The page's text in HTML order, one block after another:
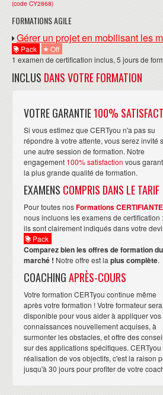
(code CY2868)
FORMATIONS AGILE
Gérer un projet en mobilisant les
Pack
Off
1 examen de certification inclus, 5 jours de
INCLUS DANS VOTRE FORMATION
VOTRE GARANTIE100%
Si vous estimez que CERTyou n'a pas su
répondre à votre attente, vous serez invité
une autre session de formation. Notre
engagement 100% satisfaction vous
la plus grande qualité de formation.
EXAMENS COMPRIS DANS LE TARIF
Pour toutes nosFormations
nous incluons les examens de certification :
ils sont clairement indiqués dans votre
Pack
Comparez bien les offres de formation du
marché ! Notre offre est la plus complète.
COACHINGAPRÈS-COURS
Votre formation CERTyou continue même
après votre formation ! Votre formateur sera
disponible pour vous aider à appliquer vos
connaissances nouvellement acquises, à
surmonter les obstacles, et offre des
sur des applications spécifiques.
réalisation de vos objectifs, c'est la raison
jusqu'à 30 jours pour profiter de votre